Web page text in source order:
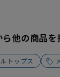
他の商品を
トップス